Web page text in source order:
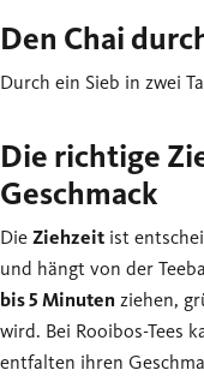
Den Chai
Durch ein Sieb in zwei
Die richtige
Geschmack
Die Ziehzeit ist
und hängt von der
bis 5 Minuten ziehen,
wird. Bei Rooibos-Tees
entfalten ihren